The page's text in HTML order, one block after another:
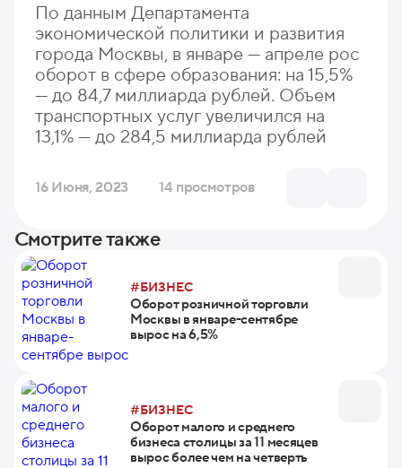
По данным Департамента
экономической политики и развития
города Москвы, в январе — апреле рос
оборот в сфере образования: на 15,5%
— до 84,7 миллиарда рублей. Объем
транспортных услуг увеличился на
13,1% — до 284,5 миллиарда рублей
16 Июня, 2023 14 просмотров
Смотрите также
#БИЗНЕС
Оборот розничной торговли
Москвы в январе-сентябре
вырос на 6,5%
#БИЗНЕС
Оборот малого и среднего
бизнеса столицы за 11 месяцев
вырос более чем на четверть